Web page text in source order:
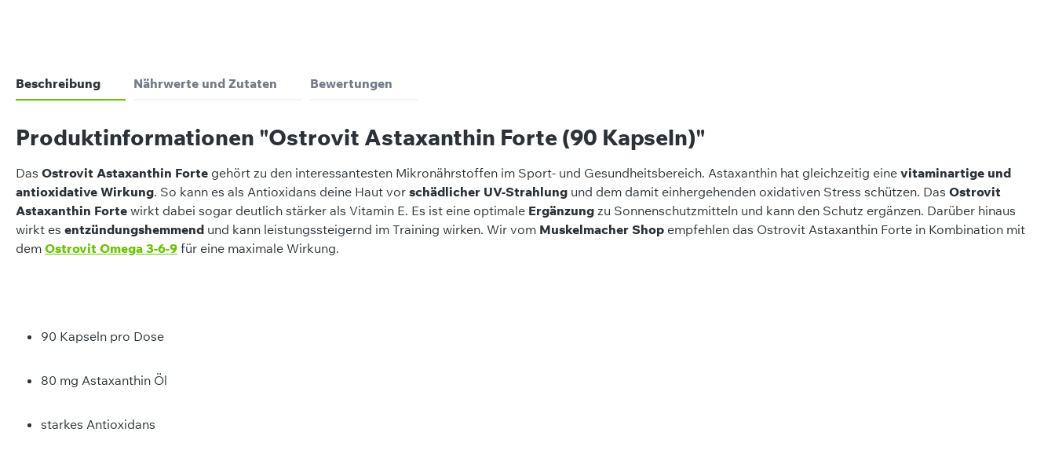
Beschreibung Nährwerte und Zutaten Bewertungen
Produktinformationen "Ostrovit Astaxanthin Forte (90 Kapseln)"
Das Ostrovit Astaxanthin Forte gehört zu den interessantesten Mikronährstoffen im Sport- und Gesundheitsbereich. Astaxanthin hat gleichzeitig eine vitaminartige und
antioxidative Wirkung. So kann es als Antioxidans deine Haut vor schädlicher UV-Strahlung und dem damit einhergehenden oxidativen Stress schützen. Das Ostrovit
Astaxanthin Forte wirkt dabei sogar deutlich stärker als Vitamin E. Es ist eine optimale Ergänzung zu Sonnenschutzmitteln und kann den Schutz ergänzen. Darüber hinaus
wirkt es entzündungshemmend und kann leistungssteigernd im Training wirken. Wir vom Muskelmacher Shop empfehlen das Ostrovit Astaxanthin Forte in Kombination mit
dem Ostrovit Omega 3-6-9 für eine maximale Wirkung.
90 Kapseln pro Dose
80 mg Astaxanthin Öl
starkes Antioxidans